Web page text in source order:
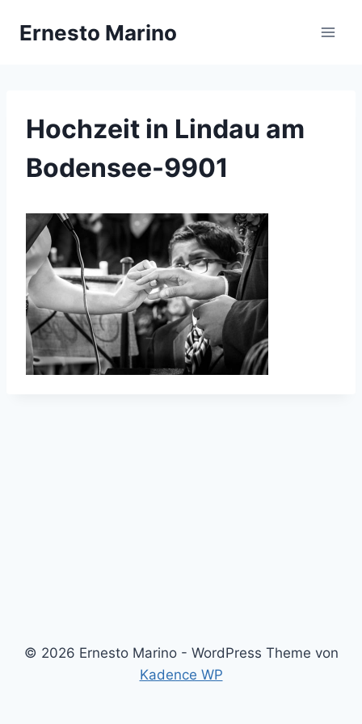
InhaltErnesto Marino
Hochzeit in Lindau am
Bodensee-9901
© 2026 Ernesto Marino - WordPress Theme von
Kadence WP